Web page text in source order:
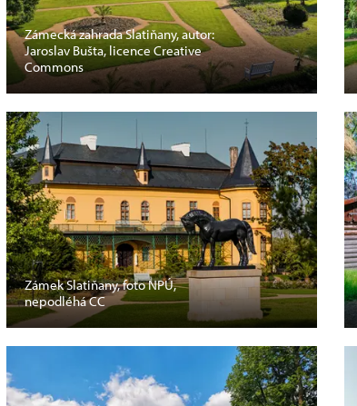
Zámecká zahrada Slatiňany, autor:
Jaroslav Bušta, licence Creative
Commons
Zámek Slatiňany, foto NPÚ,
nepodléhá CC